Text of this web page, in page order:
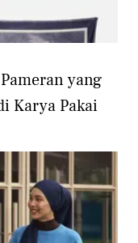
yang
Karya Pakai